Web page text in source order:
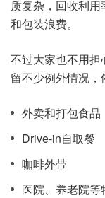
质复杂，回收利
和包装浪费。
不过大家也不用
留不少例外情况，
外卖和打包食品
Drive-in自取餐
咖啡外带
医院、养老院等